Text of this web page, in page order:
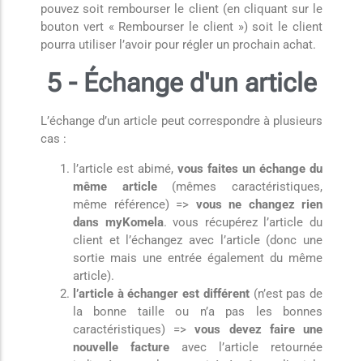
pouvez soit rembourser le client (en cliquant sur le
bouton vert « Rembourser le client ») soit le client
pourra utiliser l’avoir pour régler un prochain achat.
5 - Échange d'un article
L’échange d’un article peut correspondre à plusieurs
cas :
l’article est abimé, vous faites un échange du
même article(mêmes caractéristiques,
même référence) => vous ne changez rien
dans myKomela. vous récupérez l’article du
client et l’échangez avec l’article (donc une
sortie mais une entrée également du même
article).
l’article à échanger est différent(n’est pas de
la bonne taille ou n’a pas les bonnes
caractéristiques) =>vous devez faire une
nouvelle facture avec l’article retournée